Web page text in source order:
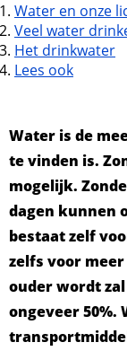
Water en onze
Veel water
Het drinkwater
Lees ook
Water is de
te vinden is.
mogelijk.
dagen kunnen
bestaat zelf
zelfs voor
ouder wordt
ongeveer 50%.